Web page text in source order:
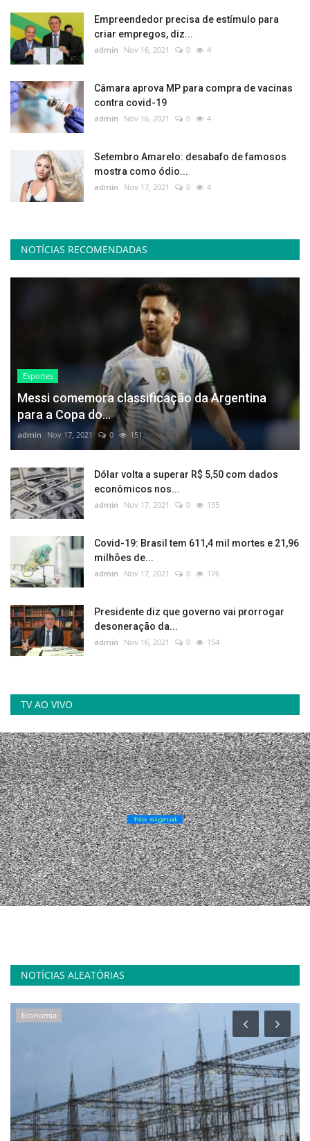
Empreendedor precisa de estímulo para
criar empregos, diz...
admin Nov 16, 2021 0 4
Câmara aprova MP para compra de vacinas
contra covid-19
admin Nov 16, 2021 0 4
Setembro Amarelo: desabafo de famosos
mostra como ódio...
admin Nov 17, 2021 0 4
NOTÍCIAS RECOMENDADAS
Esportes
Messi comemora classificação da Argentina
para a Copa do...
admin Nov 17, 2021 0 151
Dólar volta a superar R$ 5,50 com dados
econômicos nos...
admin Nov 17, 2021 0 135
Covid-19: Brasil tem 611,4 mil mortes e 21,96
milhões de...
admin Nov 17, 2021 0 176
Presidente diz que governo vai prorrogar
desoneração da...
admin Nov 16, 2021 0 154
TV AO VIVO
NOTÍCIAS ALEATÓRIAS
Economia